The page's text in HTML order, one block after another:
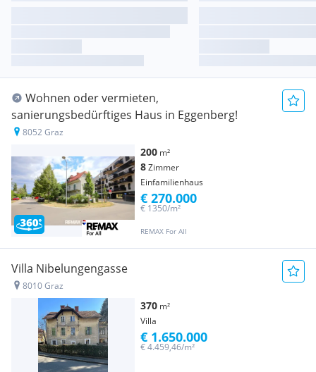
Wohnen oder vermieten,
sanierungsbedürftiges Haus in Eggenberg!
8052 Graz
200 m²
8Zimmer
Einfamilienhaus
REMAX For All
€ 1350/m²
€ 270.000
Villa Nibelungengasse
8010 Graz
370 m²
Villa
€ 4.459,46/m²
€ 1.650.000